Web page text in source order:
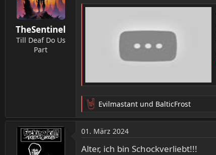
o
TheSentinel
Till Deaf Do Us
Part
R
e
a
k
t
Evilmastant und BalticFrost
01. März 2024
Alter, ich bin Schockverliebt!!!